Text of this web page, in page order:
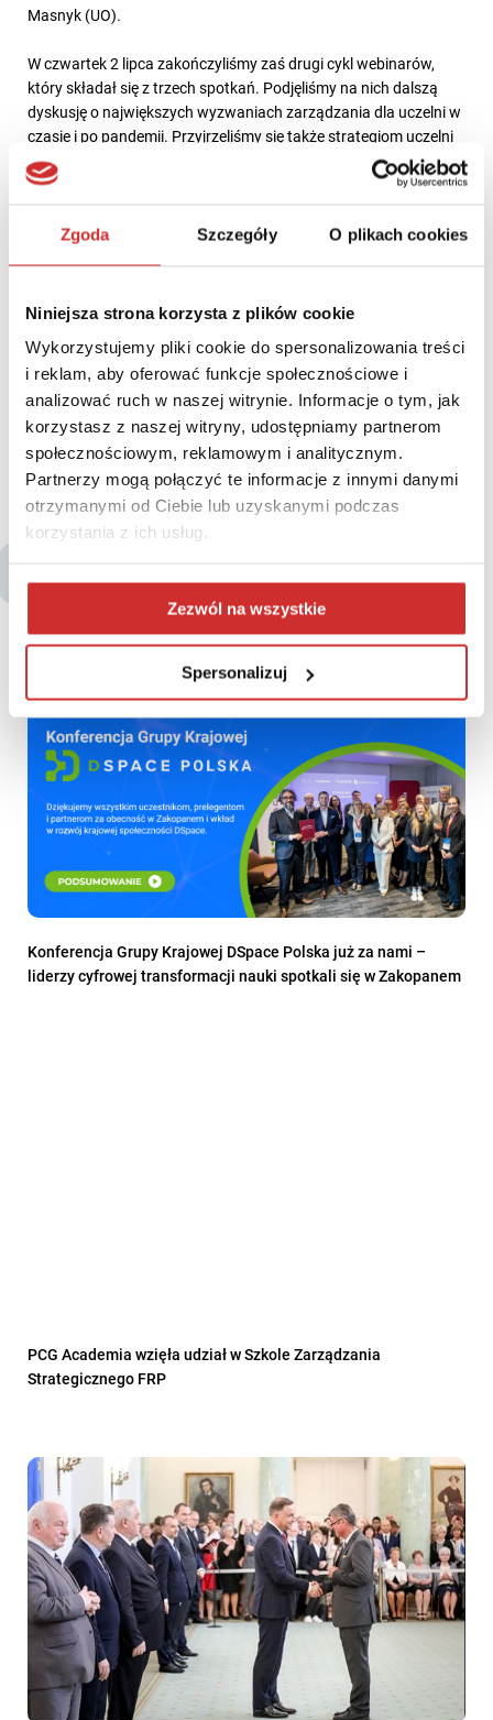
Zgoda Szczegóły O plikach cookies
Niniejsza strona korzysta z plików cookie
Wykorzystujemy pliki cookie do spersonalizowania treści
i reklam, aby oferować funkcje społecznościowe i
analizować ruch w naszej witrynie. Informacje o tym, jak
korzystasz z naszej witryny, udostępniamy partnerom
społecznościowym, reklamowym i analitycznym.
Partnerzy mogą połączyć te informacje z innymi danymi
otrzymanymi od Ciebie lub uzyskanymi podczas
korzystania z ich usług.
Zezwól na wszystkie
Spersonalizuj
Masnyk (UO).
W czwartek 2 lipca zakończyliśmy zaś drugi cykl webinarów,
który składał się z trzech spotkań. Podjęliśmy na nich dalszą
dyskusję o największych wyzwaniach zarządzania dla uczelni w
czasie i po pandemii. Przyjrzeliśmy się także strategiom uczelni
oraz jakości kształcenia w tym trudnym okresie.
uwarunkowania i dobre praktyki” objęte zostały patronatami
Nagrania ze wszystkich webinariów dostępne są na
Serdecznie zapraszamy do oglądania!
KANAŁ YOUTUBE PCG ACADEMIA
Konferencja Grupy Krajowej DSpace Polska już za nami –
liderzy cyfrowej transformacji nauki spotkali się w Zakopanem
PCG Academia wzięła udział w Szkole Zarządzania
Strategicznego FRP